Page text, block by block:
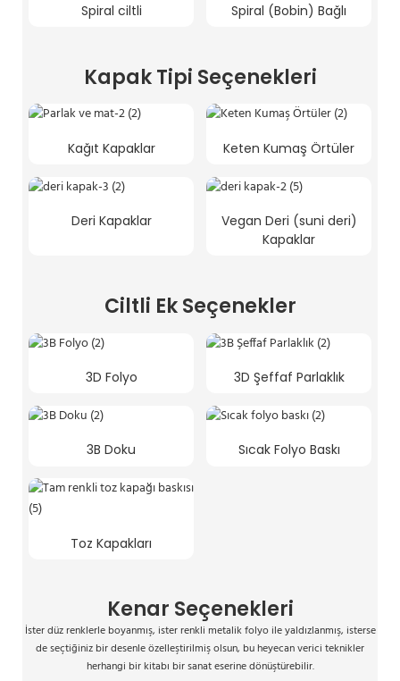
Spiral ciltli Spiral (Bobin) Bağlı
Kapak Tipi Seçenekleri
Kağıt Kapaklar Keten Kumaş Örtüler
Deri Kapaklar
Vegan Deri (suni deri)
Kapaklar
Ciltli Ek Seçenekler
3D Folyo 3D Şeffaf Parlaklık
3B Doku Sıcak Folyo Baskı
Toz Kapakları
Kenar Seçenekleri
İster düz renklerle boyanmış, ister renkli metalik folyo ile yaldızlanmış, isterse
de seçtiğiniz bir desenle özelleştirilmiş olsun, bu heyecan verici teknikler
herhangi bir kitabı bir sanat eserine dönüştürebilir.